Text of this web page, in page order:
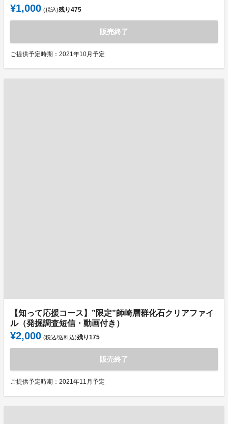
¥1,000 (税込)残り475
販売終了
ご提供予定時期：2021年10月予定
【知って応援コース】”限定”師崎層群化石クリアファイ
ル（発掘調査短信・動画付き）
¥2,000 (税込/送料込)残り175
販売終了
ご提供予定時期：2021年11月予定